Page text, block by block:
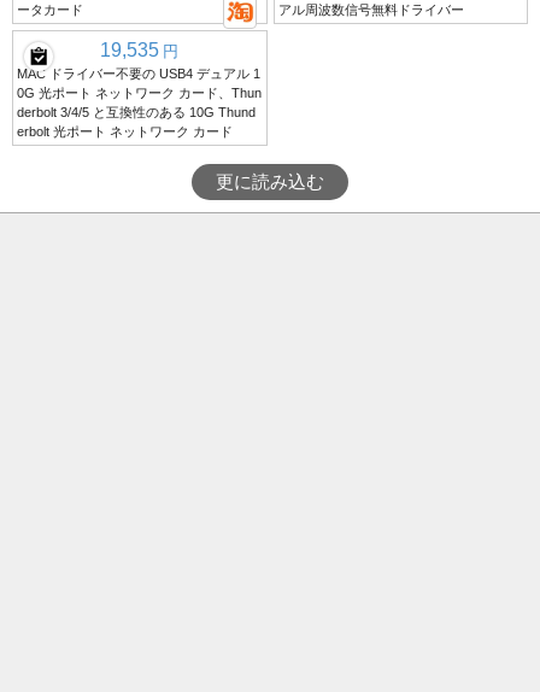
ータカード
アル周波数信号無料ドライバー
19,535 円
MAC ドライバー不要の USB4 デュアル 1
0G 光ポート ネットワーク カード、Thun
derbolt 3/4/5 と互換性のある 10G Thund
erbolt 光ポート ネットワーク カード
更に読み込む